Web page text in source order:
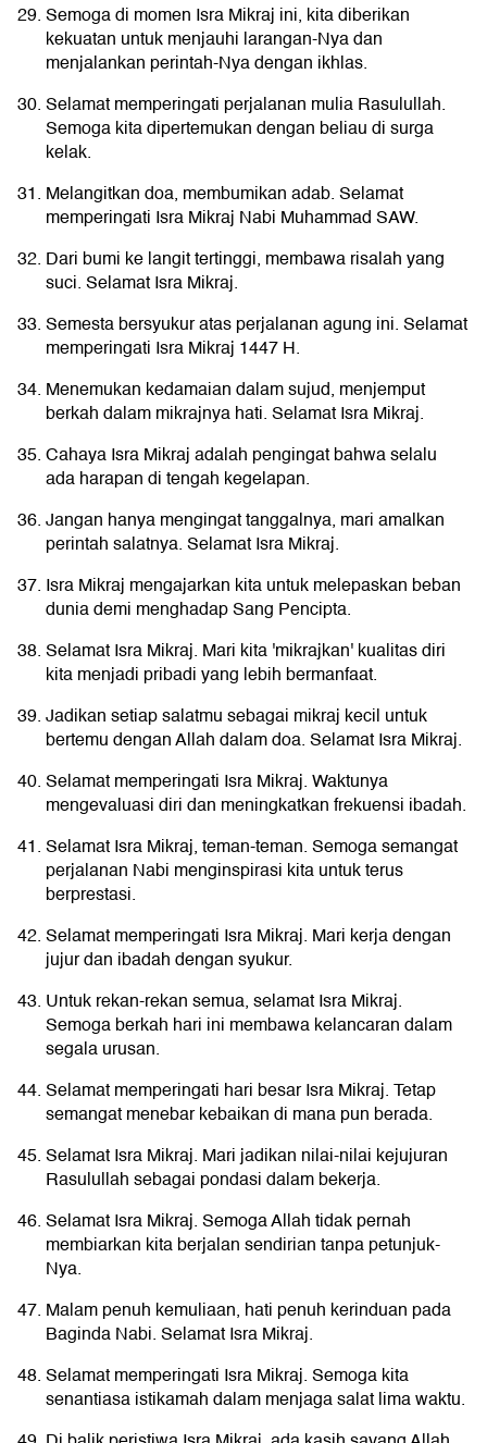
Semoga di momen Isra Mikraj ini, kita diberikan
kekuatan untuk menjauhi larangan-Nya dan
menjalankan perintah-Nya dengan ikhlas.
Selamat memperingati perjalanan mulia Rasulullah.
Semoga kita dipertemukan dengan beliau di surga
kelak.
Melangitkan doa, membumikan adab. Selamat
memperingati Isra Mikraj Nabi Muhammad SAW.
Dari bumi ke langit tertinggi, membawa risalah yang
suci. Selamat Isra Mikraj.
Semesta bersyukur atas perjalanan agung ini. Selamat
memperingati Isra Mikraj 1447 H.
Menemukan kedamaian dalam sujud, menjemput
berkah dalam mikrajnya hati. Selamat Isra Mikraj.
Cahaya Isra Mikraj adalah pengingat bahwa selalu
ada harapan di tengah kegelapan.
Jangan hanya mengingat tanggalnya, mari amalkan
perintah salatnya. Selamat Isra Mikraj.
Isra Mikraj mengajarkan kita untuk melepaskan beban
dunia demi menghadap Sang Pencipta.
Selamat Isra Mikraj. Mari kita 'mikrajkan' kualitas diri
kita menjadi pribadi yang lebih bermanfaat.
Jadikan setiap salatmu sebagai mikraj kecil untuk
bertemu dengan Allah dalam doa. Selamat Isra Mikraj.
Selamat memperingati Isra Mikraj. Waktunya
mengevaluasi diri dan meningkatkan frekuensi ibadah.
Selamat Isra Mikraj, teman-teman. Semoga semangat
perjalanan Nabi menginspirasi kita untuk terus
berprestasi.
Selamat memperingati Isra Mikraj. Mari kerja dengan
jujur dan ibadah dengan syukur.
Untuk rekan-rekan semua, selamat Isra Mikraj.
Semoga berkah hari ini membawa kelancaran dalam
segala urusan.
Selamat memperingati hari besar Isra Mikraj. Tetap
semangat menebar kebaikan di mana pun berada.
Selamat Isra Mikraj. Mari jadikan nilai-nilai kejujuran
Rasulullah sebagai pondasi dalam bekerja.
Selamat Isra Mikraj. Semoga Allah tidak pernah
membiarkan kita berjalan sendirian tanpa petunjuk-
Nya.
Malam penuh kemuliaan, hati penuh kerinduan pada
Baginda Nabi. Selamat Isra Mikraj.
Selamat memperingati Isra Mikraj. Semoga kita
senantiasa istikamah dalam menjaga salat lima waktu.